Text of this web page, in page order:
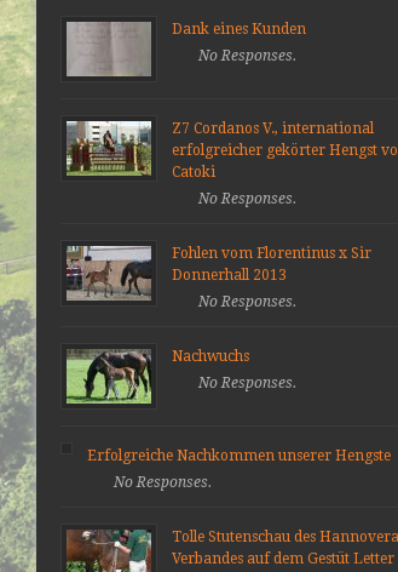
Dank eines Kunden
No Responses.
Z7 Cordanos V., international
erfolgreicher gekörter Hengst
Catoki
No Responses.
Fohlen vom Florentinus x Sir
Donnerhall 2013
No Responses.
Nachwuchs
No Responses.
Erfolgreiche Nachkommen unserer Hengste
No Responses.
Tolle Stutenschau des
Verbandes auf dem Gestüt Letter